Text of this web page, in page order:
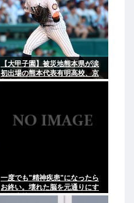
【大甲子園】被災地熊本県が涙
初出場の熊本代表有明高校、京
都立命館に9回裏2アウトから逆
一度でも"精神疾患"になったら
お終い。壊れた脳を元通りにす
る医療技術は無い。